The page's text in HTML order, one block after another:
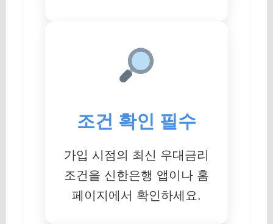
조건 확인 필수
가입 시점의 최신 우대금리
조건을 신한은행 앱이나 홈
페이지에서 확인하세요.